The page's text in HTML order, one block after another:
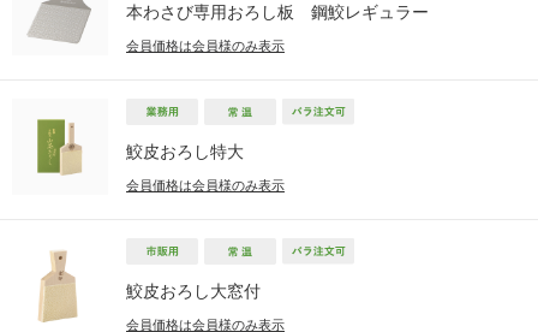
本わさび専用おろし板 鋼鮫レギュラー
会員価格は会員様のみ表示
鮫皮おろし特大
会員価格は会員様のみ表示
鮫皮おろし大窓付
会員価格は会員様のみ表示